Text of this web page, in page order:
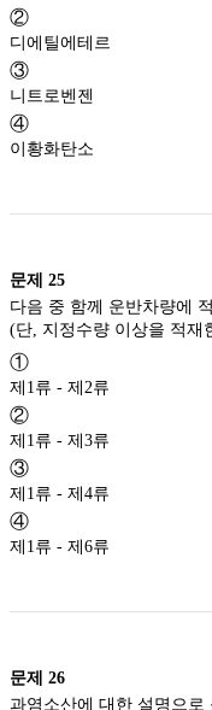
②
디에틸에테르
③
니트로벤젠
④
이황화탄소
문제 25
다음 중 함께 운반차량에
①
제1류 - 제2류
②
제1류 - 제3류
③
제1류 - 제4류
④
제1류 - 제6류
문제 26